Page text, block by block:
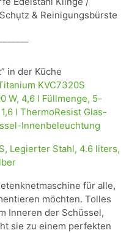
& Reinigungsbürste
in der Küche
Legierter Stahl, 4.6 liters,
für alle,
möchten. Tolles
Inneren der Schüssel,
sie zu einem perfekten